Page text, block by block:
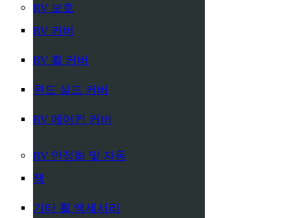
RV 보호
RV 커버
RV 휠 커버
윈드 실드 커버
RV 에어컨 커버
RV 안정화 및 자동
잭
기타 휠 액세서리